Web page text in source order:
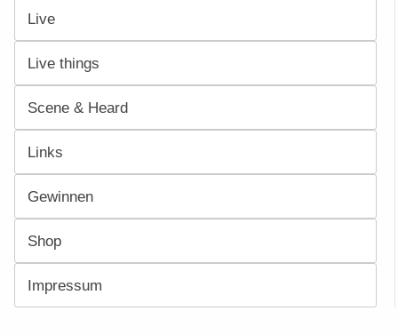
Live
Live things
Scene & Heard
Links
Gewinnen
Shop
Impressum